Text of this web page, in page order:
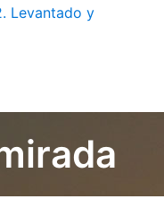
Levantado y